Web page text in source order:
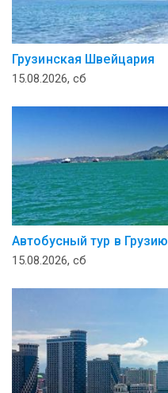
Грузинская Швейцария
15.08.2026, сб
Автобусный тур в Грузию
15.08.2026, сб